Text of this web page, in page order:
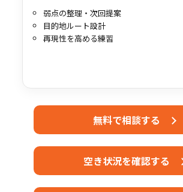
弱点の整理・次回提案
目的地ルート設計
再現性を高める練習
無料で相談する
空き状況を確認する